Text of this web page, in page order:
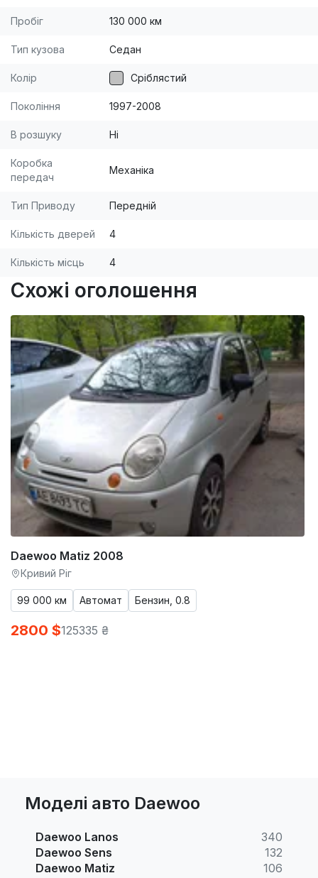
Пробіг 130 000 км
Тип кузова Седан
Колір Сріблястий
Покоління 1997-2008
В розшуку Ні
Коробка
передач
Механіка
Тип Приводу Передній
Кількість дверей 4
Кількість місць 4
Схожі оголошення
Daewoo Matiz 2008
Кривий Ріг
99 000 км Автомат Бензин, 0.8
2800 $125335 ₴
Моделі авто Daewoo
Daewoo Lanos
340
Daewoo Sens
132
Daewoo Matiz
106